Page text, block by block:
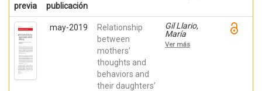
previa
publicación
may-2019
Relationship
between
mothers’
thoughts and
behaviors and
their daughters’
Gil Llario,
María
Dolores;
Muñoz,
Ver más